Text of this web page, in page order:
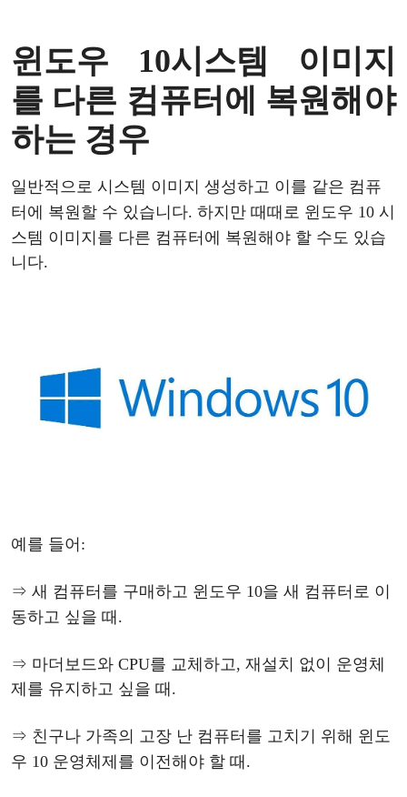
윈도우 10시스템
이미지
를 다른 컴퓨터에 복원해야
하는 경우
일반적으로 시스템 이미지 생성하고 이를 같은 컴퓨
터에
복원할 수 있습니다. 하지만 때때로 윈도우 10 시
스템 이미지 를 다른 컴퓨터 에 복원해야 할 수도 있습
니다.
예를 들어 :
⇒ 새 컴퓨터를 구매하고 윈도우 10을 새 컴퓨터로 이
동하고 싶을 때.
⇒ 마더보드와 CPU를 교체하고, 재설치 없이 운영체
제를 유지하고 싶을 때.
⇒ 친구나 가족의 고장 난 컴퓨터를 고치기 위해 윈도
우 10 운영체제를 이전해야 할 때.